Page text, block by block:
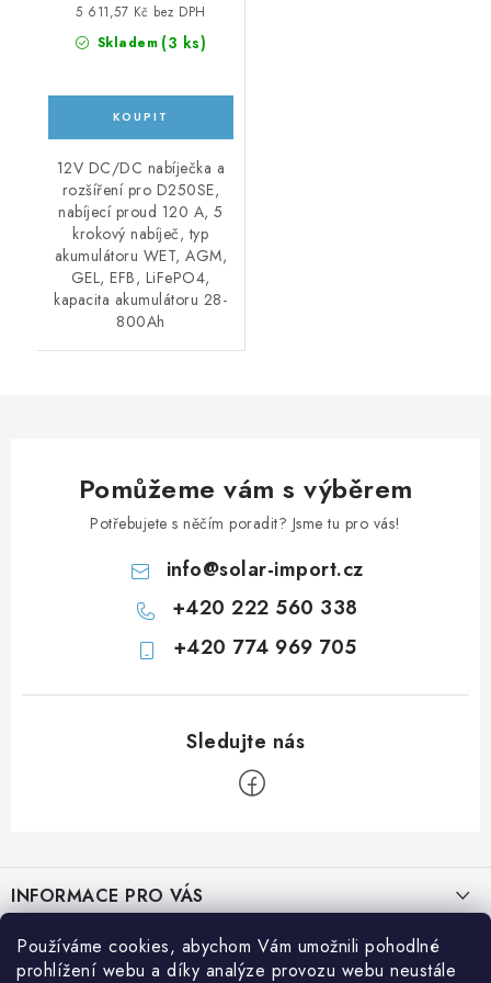
Používáme cookies, abychom Vám umožnili pohodlné
prohlížení webu a díky analýze provozu webu neustále
Skladem (3 ks)
5 611,57 Kč bez DPH
12V DC/DC nabíječka a
rozšíření pro D250SE,
nabíjecí proud 120 A, 5
krokový nabíječ, typ
akumulátoru WET, AGM,
GEL, EFB, LiFePO4,
kapacita akumulátoru 28-
800Ah
Pomůžeme vám s výběrem
Potřebujete s něčím poradit? Jsme tu pro vás!
info@solar-import.cz
+420 222 560 338
+420 774 969 705
pINFORMACE PRO VÁS
Prodejna JESENICE
BLOG